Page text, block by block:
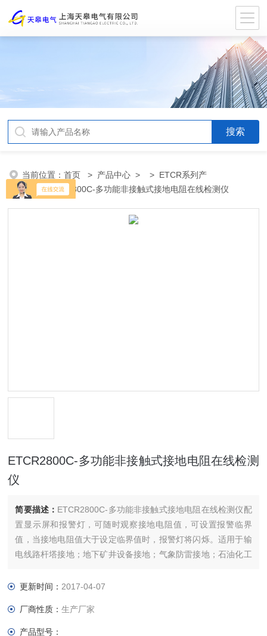
当前位置：首页 > 产品中心 > > ETCR系列产
品
> ETCR2800C-多功能非接触式接地电阻在线检测仪
ETCR2800C-多功能非接触式接地电阻在线检测
仪
简要描述： ETCR2800C-多功能非接触式接地电阻在线检测仪配
置显示屏和报警灯，可随时观察接地电阻值，可设置报警临界
值，当接地电阻值大于设定临界值时，报警灯将闪烁。适用于输
电线路杆塔接地；地下矿井设备接地；气象防雷接地；石油化工
等。
更新时间： 2017-04-07
厂商性质：生产厂家
产品型号：